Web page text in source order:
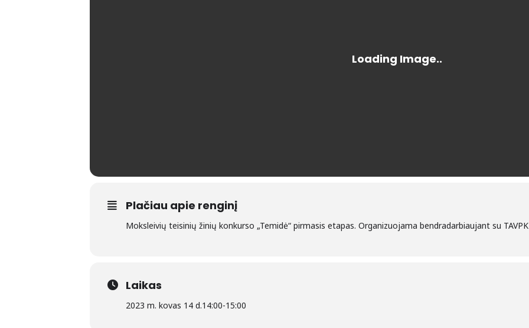
Plačiau apie renginį
Moksleivių teisinių žinių konkurso „Temidė“ pirmasis etapas. Organizuojama bendradarbiaujant su
Laikas
2023 m. kovas 14 d.14:00-15:00